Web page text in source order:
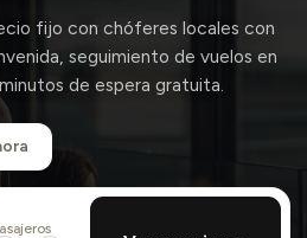
fijo con chóferes locales con
seguimiento de vuelos en
de espera gratuita.